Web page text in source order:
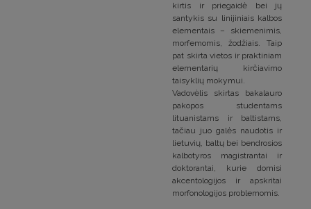
kirtis ir priegaidė bei jų
santykis su linijiniais kalbos
elementais – skiemenimis,
morfemomis, žodžiais. Taip
pat skirta vietos ir praktiniam
elementarių kirčiavimo
taisyklių mokymui.
Vadovėlis skirtas bakalauro
pakopos studentams
lituanistams ir baltistams,
tačiau juo galės naudotis ir
lietuvių, baltų bei bendrosios
kalbotyros magistrantai ir
doktorantai, kurie domisi
akcentologijos ir apskritai
morfonologijos problemomis.